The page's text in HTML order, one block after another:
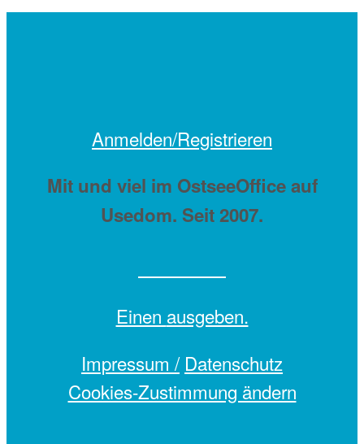
Anmelden/Registrieren
Mit und viel im OstseeOffice auf
Usedom. Seit 2007.
Einen ausgeben.
Impressum / Datenschutz
Cookies-Zustimmung ändern